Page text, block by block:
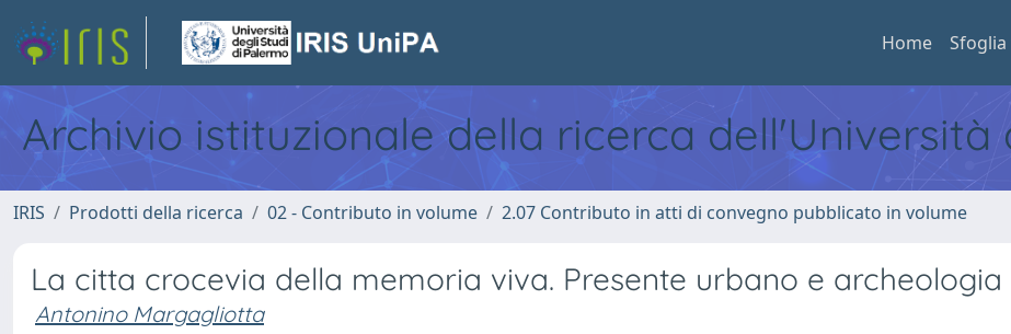
Home Sfoglia
Archivio istituzionale della ricerca dell'Università
IRIS Prodotti della ricerca 02 - Contributo in volume 2.07 Contributo in atti di convegno pubblicato in volume
La citta crocevia della memoria viva. Presente urbano e archeologia
Antonino Margagliotta